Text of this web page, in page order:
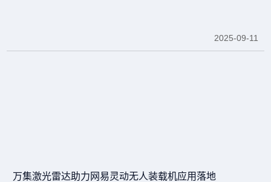
2025-09-11
万集激光雷达助力网易灵动无人装载机应用落地